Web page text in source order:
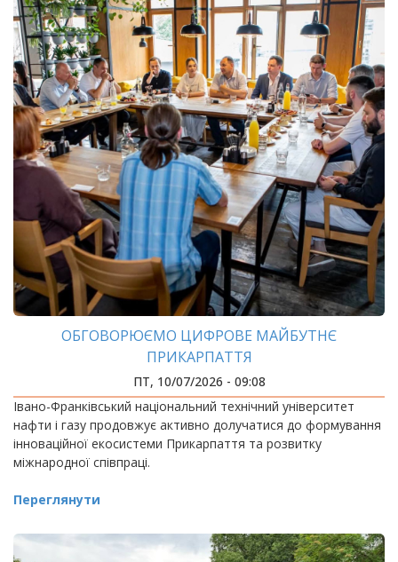
ОБГОВОРЮЄМО ЦИФРОВЕ МАЙБУТНЄ
ПРИКАРПАТТЯ
ПТ, 10/07/2026 - 09:08
Івано-Франківський національний технічний університет
нафти і газу продовжує активно долучатися до формування
інноваційної екосистеми Прикарпаття та розвитку
міжнародної співпраці.
Переглянути